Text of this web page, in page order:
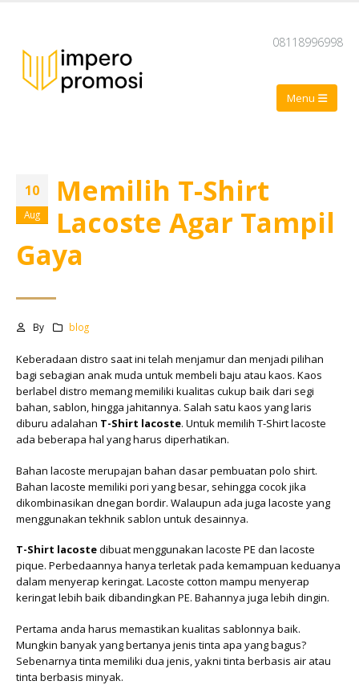
08118996998
10
Aug
Memilih T-Shirt
Lacoste Agar Tampil
Gaya
By blog
Keberadaan distro saat ini telah menjamur dan menjadi pilihan
bagi sebagian anak muda untuk membeli baju atau kaos. Kaos
berlabel distro memang memiliki kualitas cukup baik dari segi
bahan, sablon, hingga jahitannya. Salah satu kaos yang laris
diburu adalahan T-Shirt lacoste. Untuk memilih T-Shirt lacoste
ada beberapa hal yang harus diperhatikan.
Bahan lacoste merupajan bahan dasar pembuatan polo shirt.
Bahan lacoste memiliki pori yang besar, sehingga cocok jika
dikombinasikan dnegan bordir. Walaupun ada juga lacoste yang
menggunakan tekhnik sablon untuk desainnya.
T-Shirt lacostedibuat menggunakan lacoste PE dan lacoste
pique. Perbedaannya hanya terletak pada kemampuan keduanya
dalam menyerap keringat. Lacoste cotton mampu menyerap
keringat lebih baik dibandingkan PE. Bahannya juga lebih dingin.
Pertama anda harus memastikan kualitas sablonnya baik.
Mungkin banyak yang bertanya jenis tinta apa yang bagus?
Sebenarnya tinta memiliki dua jenis, yakni tinta berbasis air atau
tinta berbasis minyak.